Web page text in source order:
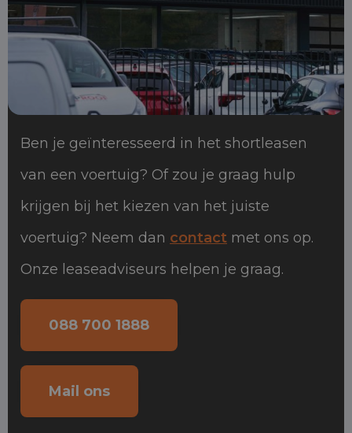
Ben je geïnteresseerd in het shortleasen
van een voertuig? Of zou je graag hulp
krijgen bij het kiezen van het juiste
voertuig? Neem dan contact met ons op.
Onze leaseadviseurs helpen je graag.
088 700 1888
Mail ons